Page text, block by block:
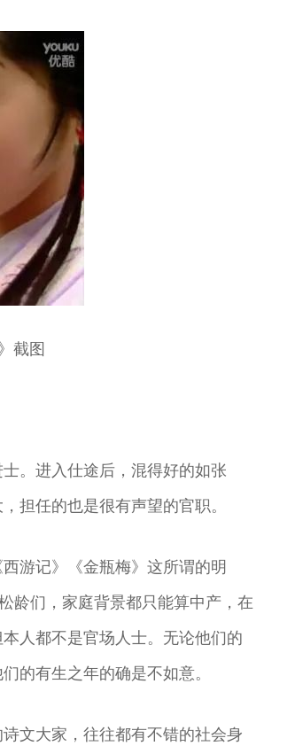
截图
。进入仕途后，混得好的如张
担任的也是很有声望的官职。
游记》《金瓶梅》这所谓的明
龄们，家庭背景都只能算中产，在
人都不是官场人士。无论他们的
的有生之年的确是不如意。
文大家，往往都有不错的社会身
曲演员
剧院演员中心主
任